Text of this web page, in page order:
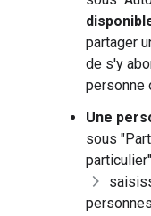
partager
de s'y
personne
Une
sous